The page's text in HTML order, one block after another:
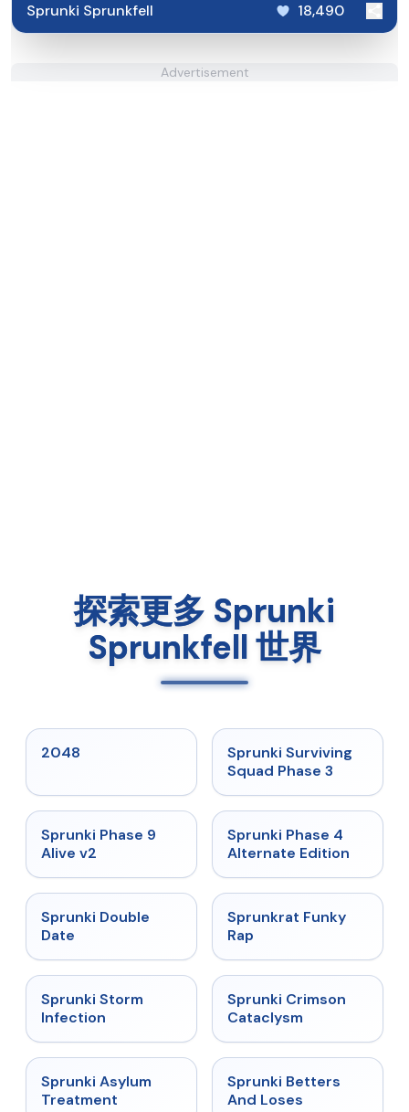
Sprunki Sprunkfell 18,490
Advertisement
探索更多 Sprunki
Sprunkfell 世界
2048 ★ 4.7
Sprunki Surviving
Squad Phase 3
★
Sprunki Phase 9
Alive v2
★
Sprunki Phase 4
Alternate Edition
★
Sprunki Double
Date
★ 4.7
Sprunkrat Funky
Rap
★
Sprunki Storm
Infection
★ 4.7
Sprunki Crimson
Cataclysm
★
Sprunki Asylum
Treatment
★
Sprunki Betters
And Loses